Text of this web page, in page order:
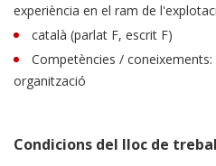
experiència en el ram de
català (parlat F, escrit F)
Competències /
organització
Condicions del lloc de